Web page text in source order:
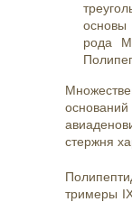
основы
рода
стержня
тримеры